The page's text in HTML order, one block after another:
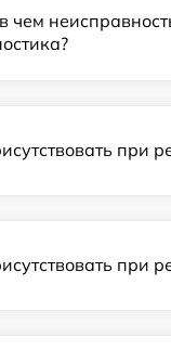
чем
при
при